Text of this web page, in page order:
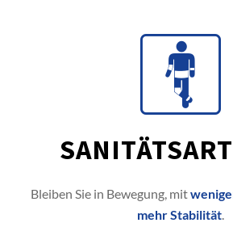
Bleiben Sie in Bewegung, mit
mehr Stabilität.